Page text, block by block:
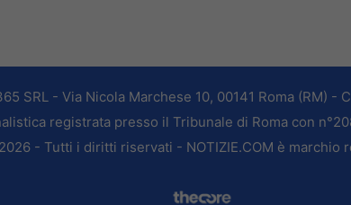
SRL - Via Nicola Marchese 10, 00141 Roma (RM) -
registrata presso il Tribunale di Roma con
- Tutti i diritti riservati - NOTIZIE.COM è marchio